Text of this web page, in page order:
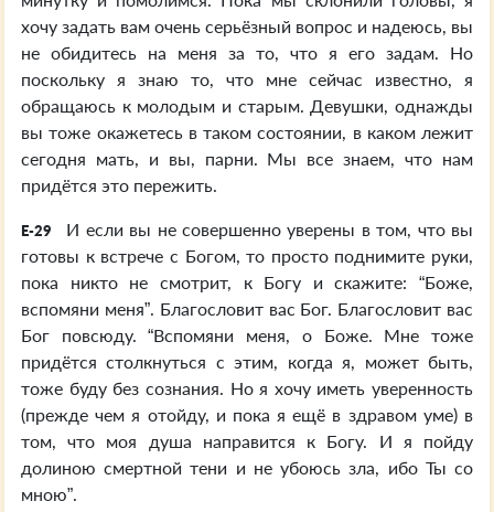
хочу задать вам очень серьёзный вопрос и надеюсь, вы
не обидитесь на меня за то, что я его задам. Но
поскольку я знаю то, что мне сейчас известно, я
обращаюсь к молодым и старым. Девушки, однажды
вы тоже окажетесь в таком состоянии, в каком лежит
сегодня мать, и вы, парни. Мы все знаем, что нам
придётся это пережить.
E-29
И если вы не совершенно уверены в том, что вы
готовы к встрече с Богом, то просто поднимите руки,
пока никто не смотрит, к Богу и скажите: “Боже,
вспомяни меня”. Благословит вас Бог. Благословит вас
Бог повсюду. “Вспомяни меня, о Боже. Мне тоже
придётся столкнуться с этим, когда я, может быть,
тоже буду без сознания. Но я хочу иметь уверенность
(прежде чем я отойду, и пока я ещё в здравом уме) в
том, что моя душа направится к Богу. И я пойду
долиною смертной тени и не убоюсь зла, ибо Ты со
мною”.